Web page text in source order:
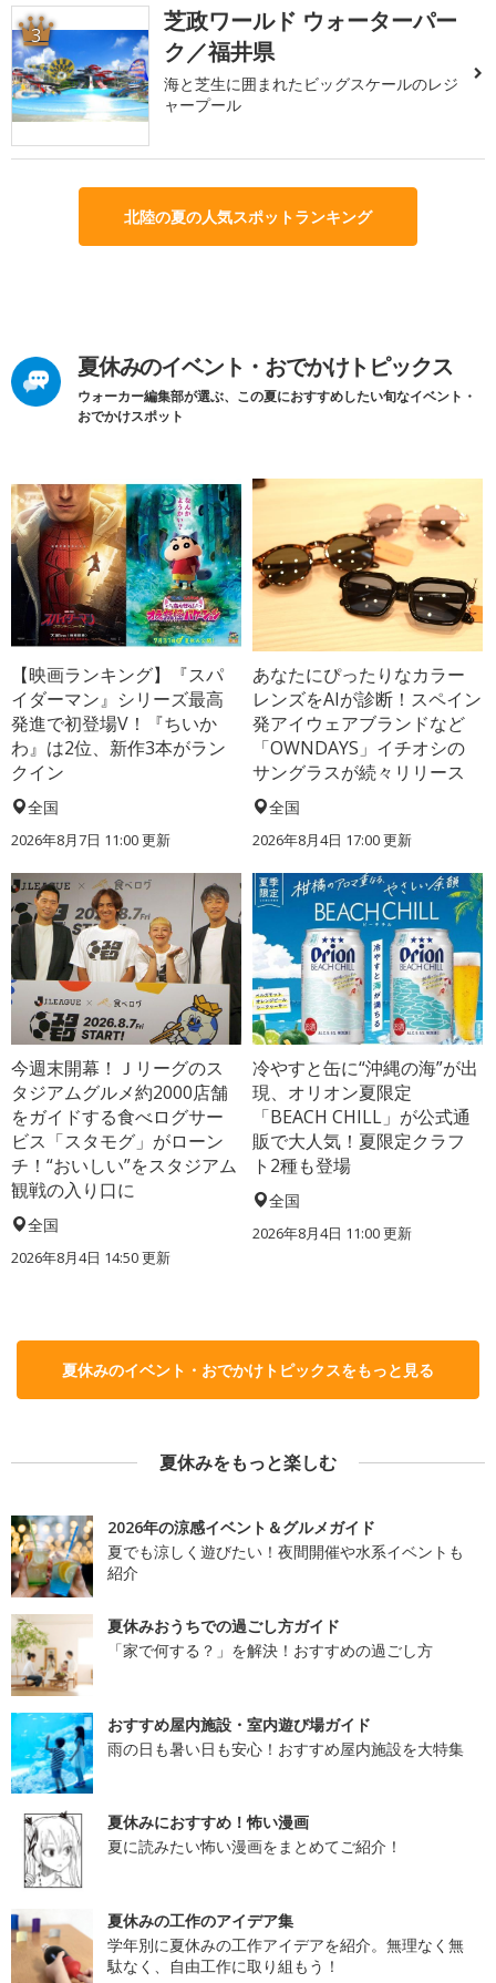
3
芝政ワールド ウォーターパー
ク／福井県
海と芝生に囲まれたビッグスケールのレジ
ャープール
北陸の夏の人気スポットランキング
夏休みのイベント・おでかけトピックス
ウォーカー編集部が選ぶ、この夏におすすめしたい旬なイベント・
おでかけスポット
【映画ランキング】『スパ
イダーマン』シリーズ最高
発進で初登場V！『ちいか
わ』は2位、新作3本がラン
クイン
全国
2026年8月7日 11:00更新
あなたにぴったりなカラー
レンズをAIが診断！スペイン
発アイウェアブランドなど
「OWNDAYS」イチオシの
サングラスが続々リリース
全国
2026年8月4日 17:00更新
今週末開幕！Ｊリーグのス
タジアムグルメ約2000店舗
をガイドする食べログサー
ビス「スタモグ」がローン
チ！“おいしい”をスタジアム
観戦の入り口に
全国
2026年8月4日 14:50更新
冷やすと缶に“沖縄の海”が出
現、オリオン夏限定
「BEACH CHILL」が公式通
販で大人気！夏限定クラフ
ト2種も登場
全国
2026年8月4日 11:00更新
夏休みのイベント・おでかけトピックスをもっと見る
夏休みをもっと楽しむ
2026年の涼感イベント＆グルメガイド
夏でも涼しく遊びたい！夜間開催や水系イベントも
紹介
夏休みおうちでの過ごし方ガイド
「家で何する？」を解決！おすすめの過ごし方
おすすめ屋内施設・室内遊び場ガイド
雨の日も暑い日も安心！おすすめ屋内施設を大特集
夏休みにおすすめ！怖い漫画
夏に読みたい怖い漫画をまとめてご紹介！
夏休みの工作のアイデア集
学年別に夏休みの工作アイデアを紹介。無理なく無
駄なく、自由工作に取り組もう！